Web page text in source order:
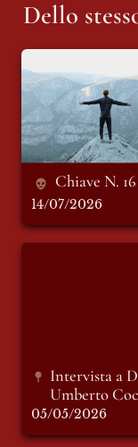
Dello
Chiave N. 16
Chiave N. 16
14/07/2026
Intervista a
Umberto
05/05/2026